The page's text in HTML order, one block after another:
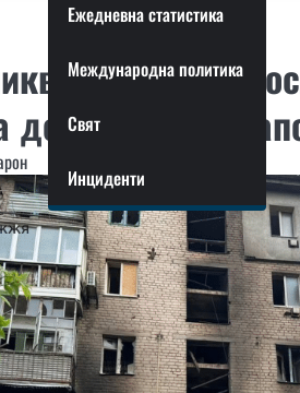
Ежедневна статистика
Международна политика
Свят
Инциденти
на
денонощие в